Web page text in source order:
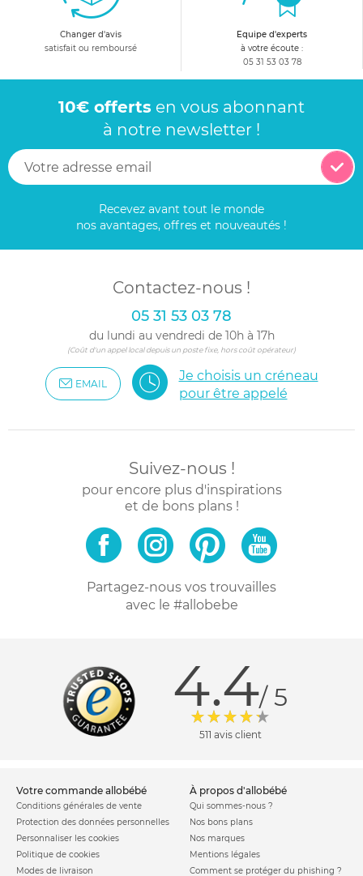
Changer d'avis
satisfait ou remboursé
Equipe d'experts
à votre écoute :
05 31 53 03 78
10€ offerts en vous abonnant
à notre newsletter !
Recevez avant tout le monde
nos avantages, offres et nouveautés !
Contactez-nous !
05 31 53 03 78
du lundi au vendredi de 10h à 17h
(Coût d'un appel local depuis un poste fixe, hors coût opérateur)
EMAIL
Je choisis un créneau
pour être appelé
Suivez-nous !
pour encore plus d'inspirations
et de bons plans !
Partagez-nous vos trouvailles
avec le #allobebe
4.4/ 5
511 avis client
votre commande allobébé
Conditions générales de vente
Protection des données personnelles
Personnaliser les cookies
Politique de cookies
Modes de livraison
à propos d'allobébé
Qui sommes-nous ?
Nos bons plans
Nos marques
Mentions légales
Comment se protéger du phishing ?